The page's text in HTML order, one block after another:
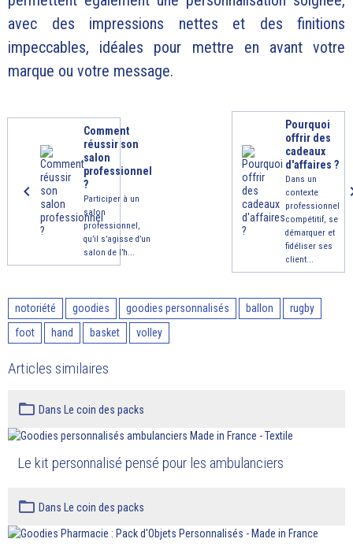
avec des impressions nettes et des finitions
impeccables, idéales pour mettre en avant votre
marque ou votre message.
Comment
réussir son
salon
professionnel
?
Participer à un
salon
professionnel,
qu’il s’agisse d’un
salon de l’h...
Pourquoi
offrir des
cadeaux
d'affaires ?
Dans un
contexte
professionnel
compétitif, se
démarquer et
fidéliser ses
client...
notoriété goodies goodies personnalisés ballon
rugby
foot
hand basket volley
Articles similaires
Dans Le coin des packs
Le kit personnalisé pensé pour les ambulanciers
Dans Le coin des packs